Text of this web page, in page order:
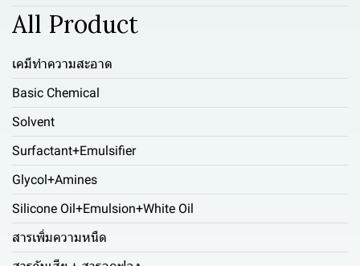
All Product
เคมีทำความสะอาด
Basic Chemical
Solvent
Surfactant+Emulsifier
Glycol+Amines
Silicone Oil+Emulsion+White Oil
สารเพิ่มความหนืด